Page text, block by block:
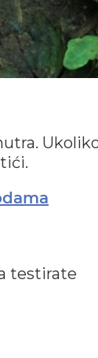
testirate